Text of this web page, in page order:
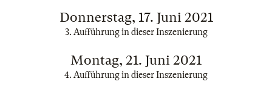
Donnerstag, 17. Juni 2021
3. Aufführung in dieser Inszenierung
Montag, 21. Juni 2021
4. Aufführung in dieser Inszenierung